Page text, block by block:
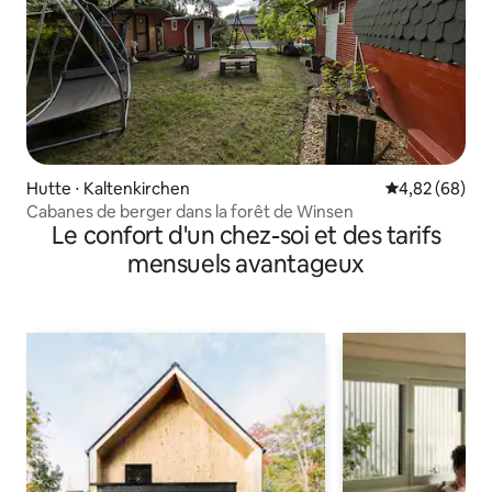
Hutte ⋅ Kaltenkirchen Évaluation
4,82 (68)
Cabanes de berger dans la forêt de Winsen
Le confort d'un chez-soi et des tarifs
mensuels avantageux